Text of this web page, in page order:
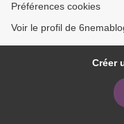
Préférences cookies
Voir le profil de
Créer